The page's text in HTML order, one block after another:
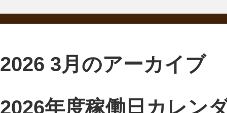
2026 3月のアーカイブ
2026年度稼働日カレン